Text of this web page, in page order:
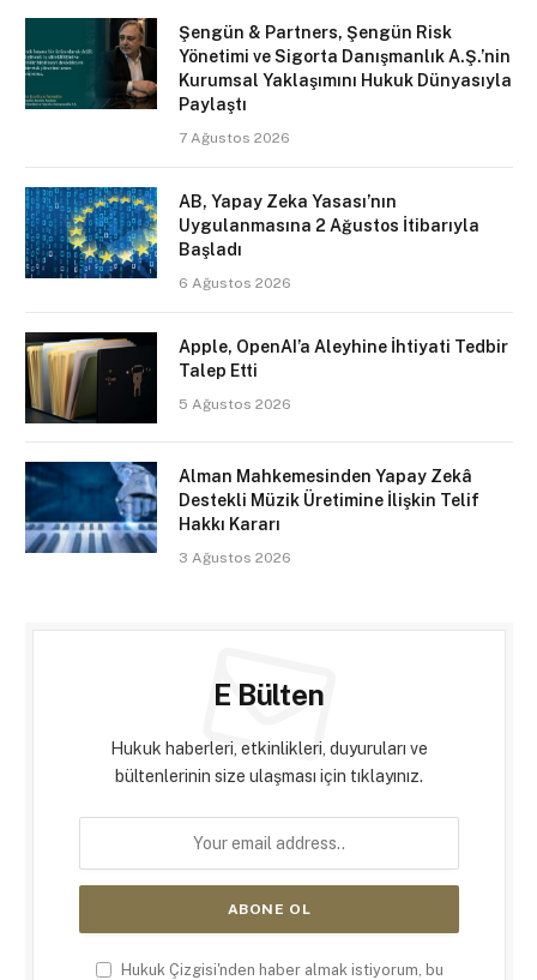
Şengün & Partners, Şengün Risk
Yönetimi ve Sigorta Danışmanlık A.Ş.’nin
Kurumsal Yaklaşımını Hukuk Dünyasıyla
Paylaştı
7 Ağustos 2026
AB, Yapay Zeka Yasası’nın
Uygulanmasına 2 Ağustos İtibarıyla
Başladı
6 Ağustos 2026
Apple, OpenAI’a Aleyhine İhtiyati Tedbir
Talep Etti
5 Ağustos 2026
Alman Mahkemesinden Yapay Zekâ
Destekli Müzik Üretimine İlişkin Telif
Hakkı Kararı
3 Ağustos 2026
E Bülten
Hukuk haberleri, etkinlikleri, duyuruları ve
bültenlerinin size ulaşması için tıklayınız.
Hukuk Çizgisi'nden haber almak istiyorum, bu